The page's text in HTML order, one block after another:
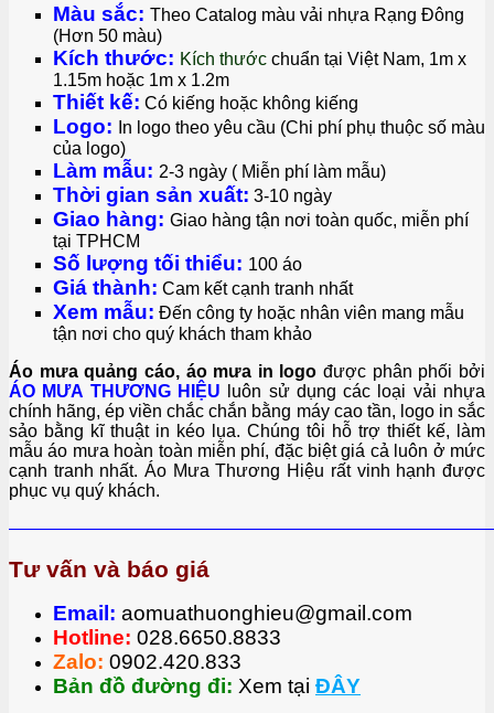
Màu sắc: Theo Catalog màu vải nhựa Rạng Đông
(Hơn 50 màu)
Kích thước: Kích thước chuẩn tại Việt Nam, 1m x
1.15m hoặc 1m x 1.2m
Thiết kế: Có kiếng hoặc không kiếng
Logo:
n logo theo yêu cầu (Chi phí phụ thuộc số màu
của logo)
Làm mẫu: 2-3 ngày ( Miễn phí làm mẫu)
Thời gian sản xuất: 3-10 ngày
Giao hàng: Giao hàng tận nơi toàn quốc, miễn phí
tại TPHCM
Số lượng tối thiểu: 100 áo
Giá thành: Cam kết cạnh tranh nhất
Xem mẫu: Đến công ty hoặc nhân viên mang mẫu
tận nơi cho quý khách tham khảo
Áo mưa quảng cáo, áo mưa in logo được phân phối bởi
ÁO MƯA THƯƠNG HIỆU luôn sử dụng các loại vải nhựa
chính hãng, ép viền chắc chắn bằng máy cao tần, logo in sắc
sảo bằng kĩ thuật in kéo lụa. Chúng tôi hỗ trợ thiết kế, làm
mẫu áo mưa hoàn toàn miễn phí, đặc biệt giá cả luôn ở mức
cạnh tranh nhất. Áo Mưa Thương Hiệu rất vinh hạnh được
phục vụ quý khách.
Tư vấn và báo giá
Email: aomuathuonghieu@gmail.com
Hotline: 028.6650.8833
Zalo: 0902.420.833
Bản đồ đường đi: Xem tại ĐÂY